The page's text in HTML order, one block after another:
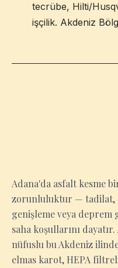
tecrübe, Hilti/
işçilik. Akdeniz
Adana'da asfalt kesme
zorunluluktur — tadilat,
genişleme veya
saha koşullarını dayatır.
nüfuslu bu Akdeniz
elmas karot, HEPA